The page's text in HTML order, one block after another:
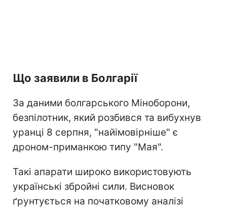
Що заявили в Болгарії
За даними болгарського Міноборони,
безпілотник, який розбився та вибухнув
уранці 8 серпня, "найімовірніше" є
дроном-приманкою типу "Мая".
Такі апарати широко використовують
українські збройні сили. Висновок
ґрунтується на початковому аналізі